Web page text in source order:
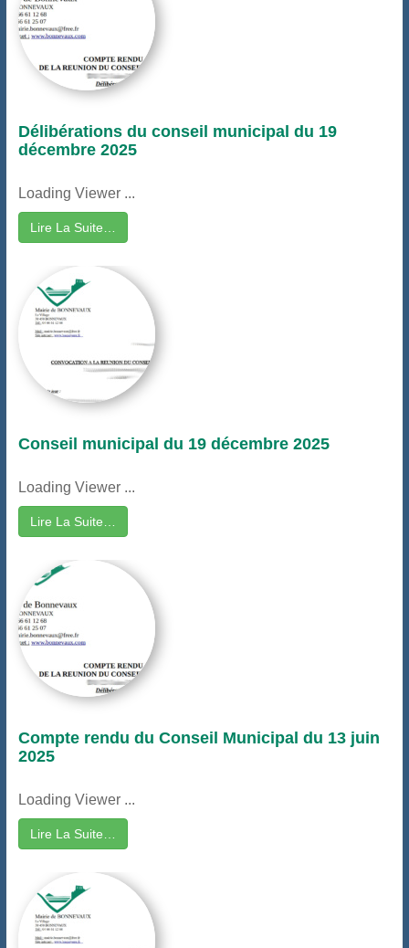
Délibérations du conseil municipal du 19
décembre 2025
Loading Viewer ...
Lire La Suite…
Conseil municipal du 19 décembre 2025
Loading Viewer ...
Lire La Suite…
Compte rendu du Conseil Municipal du 13 juin
2025
Loading Viewer ...
Lire La Suite…